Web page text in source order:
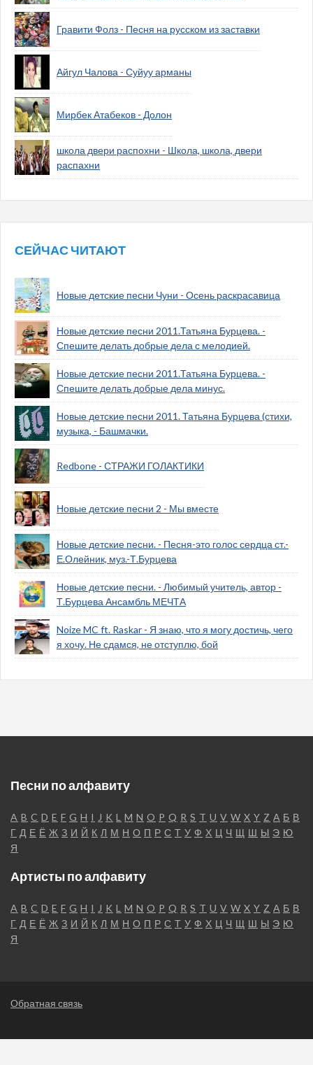
Гравити Фолз - Песня на русском из заставки
Айгул Чалова - Суйуу арманы
Мирбек Атабеков - Долон
школа двери распохни - Школа, школа, двери
распахни
СЕЙЧАС ЧИТАЮТ
Новые детские песни Чуни - Осень раскрасавица
Новые детские песни 2011.Татьяна Бурцева. -
Спешите делать добрые дела с мелодией.
Новые детские песни 2011.Татьяна Бурцева. -
Спешите делать добрые дела минус.
Новые детские песни 2011. Татьяна Бурцева (стихи,
музыка, - Башмачки.
Redbone - СТРАЖИ ГОЛАКТИКИ
Новые детские песни 2 - Мы вместе
Новые детские песни. - Песня-это голос сердца ст.-
Е.Олейник, муз.-Т.Бурцева
Новые детские песни. - Любимый учитель, автор -
Т.Бурцева Ансамбль МЕЧТА
Noize MC ft. Raskar - Я знаю, что я могу достичь, чего
я хочу. Не сдамся, не отступлю, бой
Песни по алфавиту
A B C D E F G H I J K L M N O P Q R S T U V W X Y Z А Б В
Г Д Е Ё Ж З И Й К Л М Н О П Р С Т У Ф Х Ц Ч Щ Ш Ы Э Ю
Я
Артисты по алфавиту
A B C D E F G H I J K L M N O P Q R S T U V W X Y Z А Б В
Г Д Е Ё Ж З И Й К Л М Н О П Р С Т У Ф Х Ц Ч Щ Ш Ы Э Ю
Я
Обратная связь